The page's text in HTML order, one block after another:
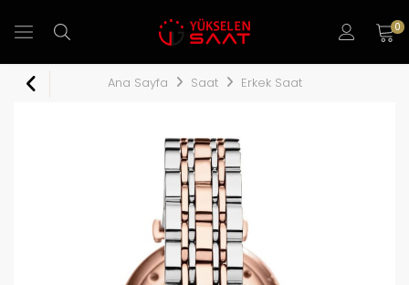
0
Ana Sayfa Saat Erkek Saat